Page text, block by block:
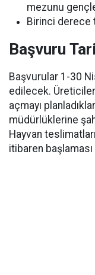
mezunu
Birinci derece
Başvuru
Başvurular 1-30
edilecek.
açmayı
müdürlüklerine
Hayvan
itibaren